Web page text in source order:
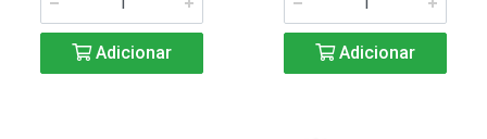
Adicionar Adicionar